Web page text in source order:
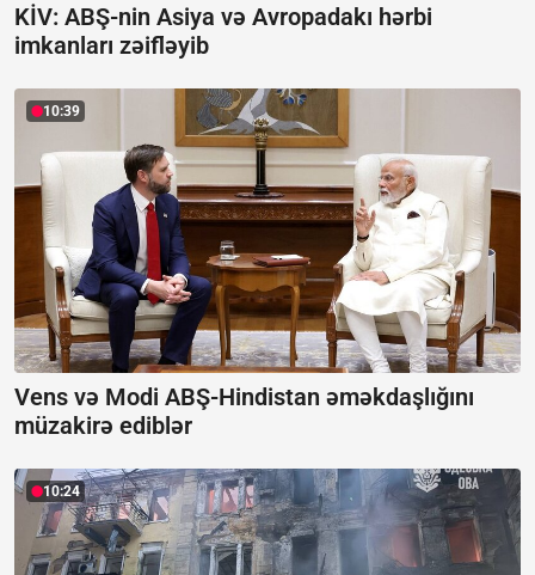
KİV: ABŞ-nin Asiya və Avropadakı hərbi
imkanları zəifləyib
10:39
Vens və Modi ABŞ-Hindistan əməkdaşlığını
müzakirə ediblər
10:24